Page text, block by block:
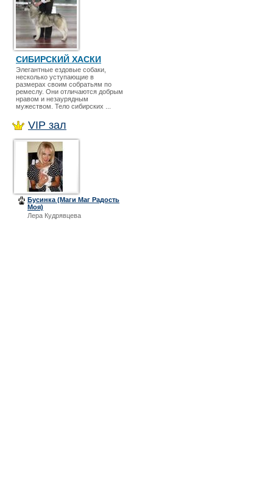
СИБИРСКИЙ ХАСКИ
Элегантные ездовые собаки,
несколько уступающие в
размерах своим собратьям по
ремеслу. Они отличаются добрым
нравом и незаурядным
мужеством. Тело сибирских ...
VIP зал
Бусинка (Маги Маг Радость
Моя)
Лера Кудрявцева